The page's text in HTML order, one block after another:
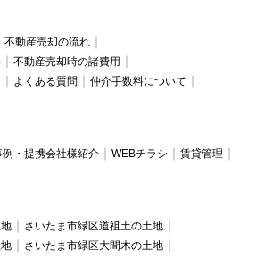
不動産売却の流れ
不動産売却時の諸費用
よくある質問
仲介手数料について
例・提携会社様紹介 WEBチラシ
賃貸管理
さいたま市緑区道祖土の土地
さいたま市緑区大間木の土地